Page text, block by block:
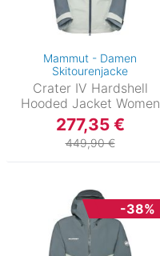
Mammut - Damen
Skitourenjacke
Crater IV Hardshell
Hooded Jacket Women
277,35 €
449,90 €
-38%